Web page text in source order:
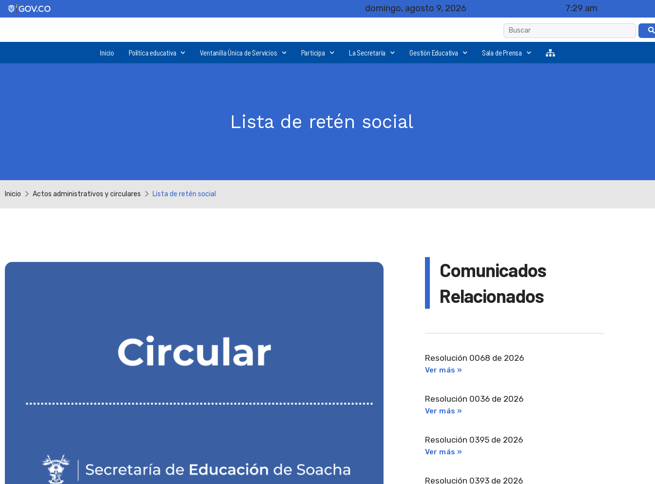
domingo, agosto 9, 2026 7:29 am
Inicio Política educativa Ventanilla Única de Servicios Participa La Secretaría Gestión Educativa Sala de Prensa
Lista de retén social
Inicio Actos administrativos y circulares Lista de retén social
Comunicados
Relacionados
Resolución 0068 de 2026
Ver más »
Resolución 0036 de 2026
Ver más »
Resolución 0395 de 2026
Ver más »
Resolución 0393 de 2026